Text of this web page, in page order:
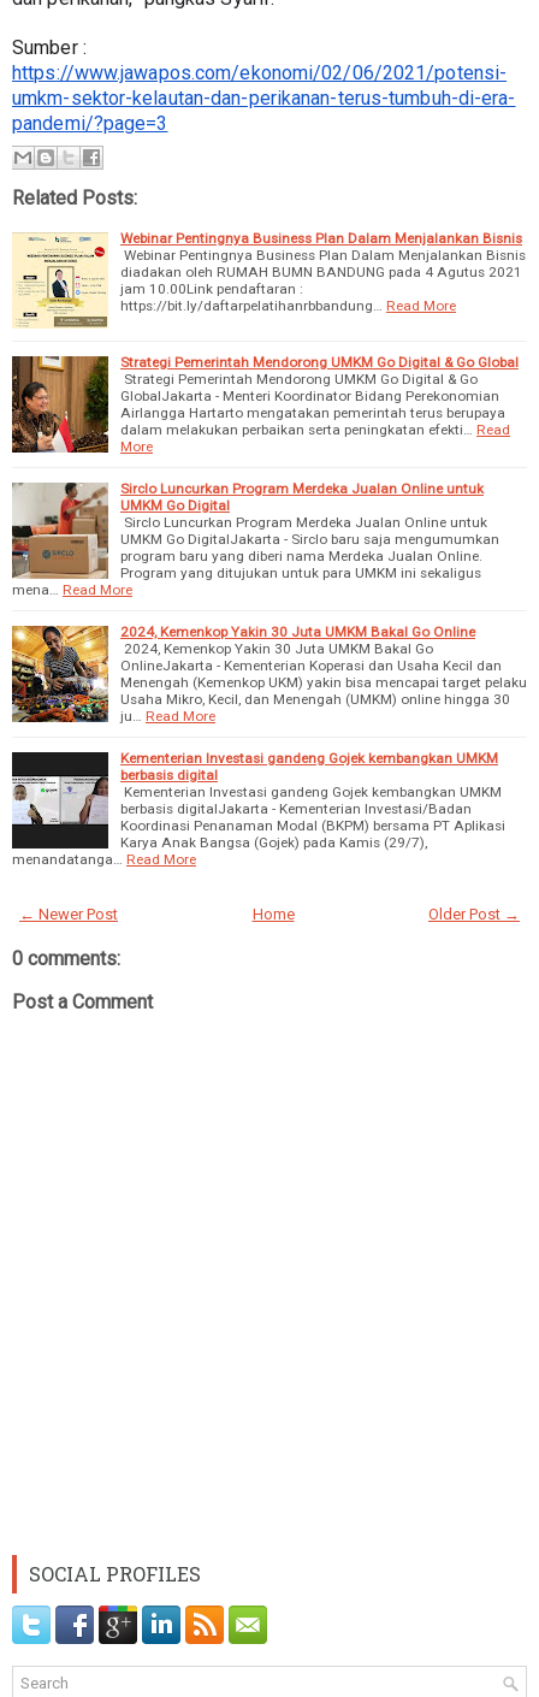
https://www.jawapos.com/ekonomi/02/06/2021/potensi-
umkm-sektor-kelautan-dan-perikanan-terus-tumbuh-di-era-
pandemi/?page=3
Related Posts:
Webinar Pentingnya Business Plan Dalam Menjalankan Bisnis
Webinar Pentingnya Business Plan Dalam Menjalankan Bisnis
diadakan oleh RUMAH BUMN BANDUNG pada 4 Agutus 2021
jam 10.00Link pendaftaran :
https://bit.ly/daftarpelatihanrbbandung…
Read More
Strategi Pemerintah Mendorong UMKM Go Digital & Go Global
Strategi Pemerintah Mendorong UMKM Go Digital & Go
GlobalJakarta - Menteri Koordinator Bidang Perekonomian
Airlangga Hartarto mengatakan pemerintah terus berupaya
dalam melakukan perbaikan serta peningkatan efekti…
Read
More
Sirclo Luncurkan Program Merdeka Jualan Online untuk
UMKM Go Digital
Sirclo Luncurkan Program Merdeka Jualan Online untuk
UMKM Go DigitalJakarta - Sirclo baru saja mengumumkan
program baru yang diberi nama Merdeka Jualan Online.
Program yang ditujukan untuk para UMKM ini sekaligus
mena…
Read More
2024, Kemenkop Yakin 30 Juta UMKM Bakal Go Online
2024, Kemenkop Yakin 30 Juta UMKM Bakal Go
OnlineJakarta - Kementerian Koperasi dan Usaha Kecil dan
Menengah (Kemenkop UKM) yakin bisa mencapai target pelaku
Usaha Mikro, Kecil, dan Menengah (UMKM) online hingga 30
ju…
Read More
Kementerian Investasi gandeng Gojek kembangkan UMKM
berbasis digital
Kementerian Investasi gandeng Gojek kembangkan UMKM
berbasis digitalJakarta - Kementerian Investasi/Badan
Koordinasi Penanaman Modal (BKPM) bersama PT Aplikasi
Karya Anak Bangsa (Gojek) pada Kamis (29/7),
menandatanga…
Read More
← Newer Post Older Post →
Home
0 comments:
Post a Comment
SOCIAL PROFILES